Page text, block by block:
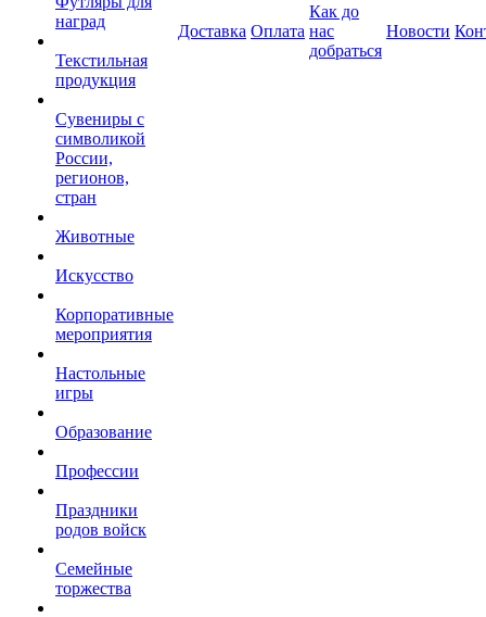
наград
Текстильная
продукция
Сувениры с
символикой
России,
регионов,
стран
Животные
Искусство
Корпоративные
мероприятия
Настольные
игры
Образование
Профессии
Праздники
родов войск
Семейные
торжества
Доставка Оплата
Как до
нас
добраться
Новости